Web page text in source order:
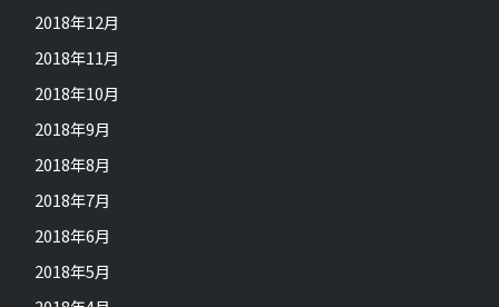
2018年12月
2018年11月
2018年10月
2018年9月
2018年8月
2018年7月
2018年6月
2018年5月